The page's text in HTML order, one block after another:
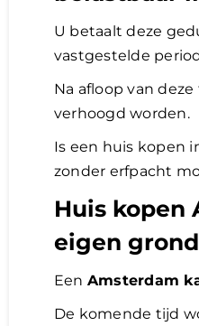
U betaalt deze
vastgestelde
Na afloop van
verhoogd worden.
Is een huis kopen
zonder erfpacht
Huis kopen
eigen grond
Een Amsterdam
De komende tijd